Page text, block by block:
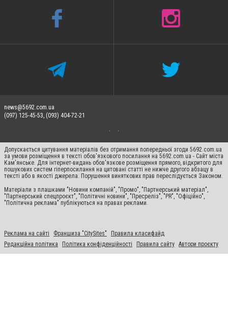
news@5692.com.ua
(097) 125-45-53, (093) 404-72-21
Допускається цитування матеріалів без отримання попередньої згоди 5692.com.ua
за умови розміщення в тексті обов'язкового посилання на 5692.com.ua - Сайт міста
Кам'янське. Для інтернет-видань обов'язкове розміщення прямого, відкритого для
пошукових систем гіперпосилання на цитовані статті не нижче другого абзацу в
тексті або в якості джерела. Порушення виняткових прав переслідується Законом.
Матеріали з плашками "Новини компаній", "Промо", "Партнерський матеріал",
"Партнерський спецпроєкт", "Політичні новини", "Пресреліз", "PR", "Офіційно",
"Політична реклама" публікуються на правах реклами.
Реклама на сайті Франшиза "CitySites"
Правила класифайд
Редакційна політика
Політика конфіденційності Правила сайту Автори проєкту